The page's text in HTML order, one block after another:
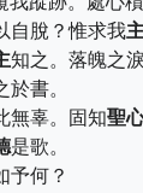
自脫？惟求我
知之。落魄之
書。
無辜。固知聖
是歌。
予何？